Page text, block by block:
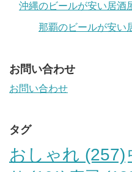
沖縄のビールが安い居酒
那覇のビールが安い
お問い合わせ
お問い合わせ
タグ
おしゃれ (257)